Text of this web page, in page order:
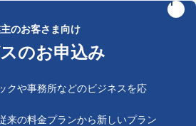
のお客さま向け
のお申込み
クや事務所などのビジネスを応
来の料金プランから新しいプラン